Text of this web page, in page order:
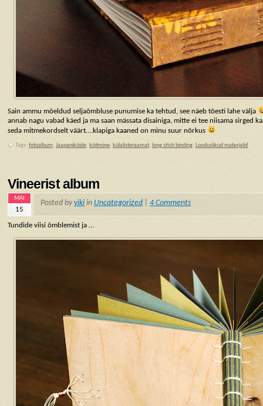
Sain ammu mõeldud seljaõmbluse punumise ka tehtud, see näeb tõesti lahe välja
annab nagu vabad käed ja ma saan mässata disainiga, mitte ei tee niisama sirged
seda mitmekordselt väärt….klapiga kaaned on minu suur nõrkus
Tags: fotoalbum, Jaapaniköide, köitmine, külalisteraamat, long stich binding, Looduslikud materjalid
Vineerist album
MAI
15
Posted byviki in Uncategorized 4 Comments
Tundide viisi õmblemist ja …